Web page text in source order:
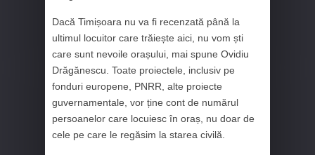
Dacă Timișoara nu va fi recenzată până la
ultimul locuitor care trăiește aici, nu vom ști
care sunt nevoile orașului, mai spune Ovidiu
Drăgănescu. Toate proiectele, inclusiv pe
fonduri europene, PNRR, alte proiecte
guvernamentale, vor ține cont de numărul
persoanelor care locuiesc în oraș, nu doar de
cele pe care le regăsim la starea civilă.